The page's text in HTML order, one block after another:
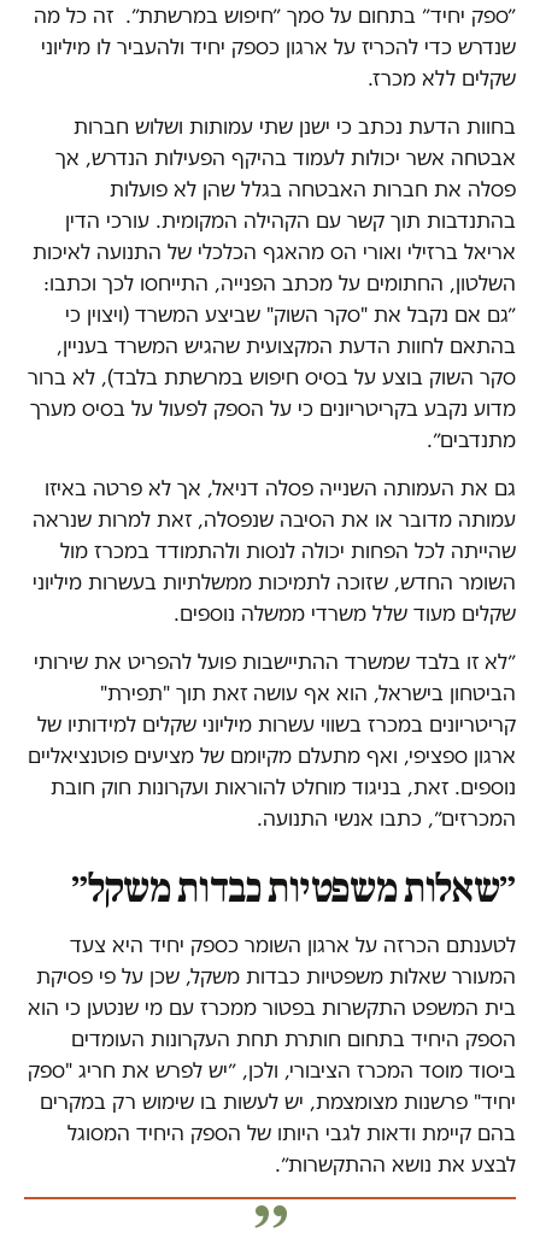
״ספק יחיד״ בתחום על סמך ״חיפוש במרשתת״. זה כל מה
שנדרש כדי להכריז על ארגון כספק יחיד ולהעביר לו מיליוני
שקלים ללא מכרז.
בחוות הדעת נכתב כי ישנן שתי עמותות ושלוש חברות
אבטחה אשר יכולות לעמוד בהיקף הפעילות הנדרש, אך
פסלה את חברות האבטחה בגלל שהן לא פועלות
בהתנדבות תוך קשר עם הקהילה המקומית. עורכי הדין
אריאל ברזילי ואורי הס מהאגף הכלכלי של התנועה לאיכות
השלטון, החתומים על מכתב הפנייה, התייחסו לכך וכתבו:
״גם אם נקבל את "סקר השוק" שביצע המשרד (ויצוין כי
בהתאם לחוות הדעת המקצועית שהגיש המשרד בעניין,
סקר השוק בוצע על בסיס חיפוש במרשתת בלבד), לא ברור
מדוע נקבע בקריטריונים כי על הספק לפעול על בסיס מערך
מתנדבים״.
גם את העמותה השנייה פסלה דניאל, אך לא פרטה באיזו
עמותה מדובר או את הסיבה שנפסלה, זאת למרות שנראה
שהייתה לכל הפחות יכולה לנסות ולהתמודד במכרז מול
השומר החדש, שזוכה לתמיכות ממשלתיות בעשרות מיליוני
שקלים מעוד שלל משרדי ממשלה נוספים.
״לא זו בלבד שמשרד ההתיישבות פועל להפריט את שירותי
הביטחון בישראל, הוא אף עושה זאת תוך "תפירת"
קריטריונים במכרז בשווי עשרות מיליוני שקלים למידותיו של
ארגון ספציפי, ואף מתעלם מקיומם של מציעים פוטנציאליים
נוספים. זאת, בניגוד מוחלט להוראות ועקרונות חוק חובת
המכרזים״, כתבו אנשי התנועה.
״שאלות משפטיות כבדות משקל״
לטענתם הכרזה על ארגון השומר כספק יחיד היא צעד
המעורר שאלות משפטיות כבדות משקל, שכן על פי פסיקת
בית המשפט התקשרות בפטור ממכרז עם מי שנטען כי הוא
הספק היחיד בתחום חותרת תחת העקרונות העומדים
ביסוד מוסד המכרז הציבורי, ולכן, ״יש לפרש את חריג "ספק
יחיד" פרשנות מצומצמת, יש לעשות בו שימוש רק במקרים
בהם קיימת ודאות לגבי היותו של הספק היחיד המסוגל
לבצע את נושא ההתקשרות״.